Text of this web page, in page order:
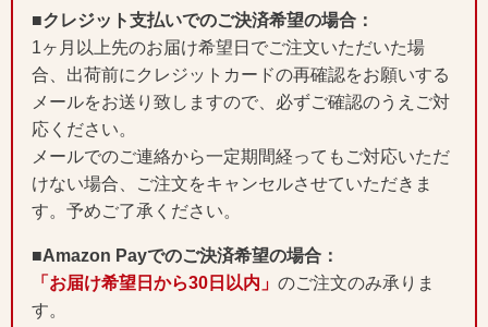
■クレジット支払いでのご決済希望の場合：
1ヶ月以上先のお届け希望日でご注文いただいた場
合、出荷前にクレジットカードの再確認をお願いする
メールをお送り致しますので、必ずご確認のうえご対
応ください。
メールでのご連絡から一定期間経ってもご対応いただ
けない場合、ご注文をキャンセルさせていただきま
す。予めご了承ください。
■Amazon Payでのご決済希望の場合：
「お届け希望日から30日以内」のご注文のみ承りま
す。